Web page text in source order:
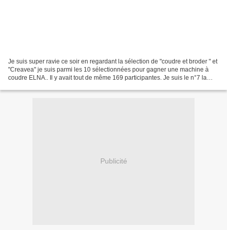
Je suis super ravie ce soir en regardant la sélection de "coudre et broder " et
"Creavea" je suis parmi les 10 sélectionnées pour gagner une machine à
coudre ELNA.. Il y avait tout de même 169 participantes. Je suis le n°7 la
Publicité